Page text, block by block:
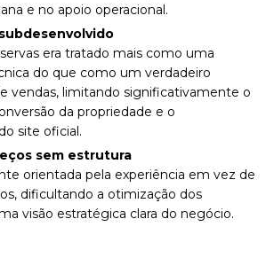
e no apoio operacional.
era tratado mais como uma
do que como um verdadeiro
vendas, limitando significativamente o
da propriedade e o
site oficial.
sem estrutura
orientada pela experiência em vez de
dificultando a otimização dos
visão estratégica clara do negócio.